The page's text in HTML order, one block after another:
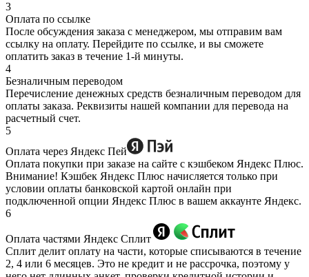
3
Оплата по ссылке
После обсуждения заказа с менеджером, мы отправим вам
ссылку на оплату. Перейдите по ссылке, и вы сможете
оплатить заказ в течение 1-й минуты.
4
Безналичным переводом
Перечисление денежных средств безналичным переводом для
оплаты заказа. Реквизиты нашей компании для перевода на
расчетный счет.
5
Оплата через Яндекс Пей
Оплата покупки при заказе на сайте с кэшбеком Яндекс Плюс.
Внимание! Кэшбек Яндекс Плюс начисляется только при
условии оплаты банковской картой онлайн при
подключенной опции Яндекс Плюс в вашем аккаунте Яндекс.
6
Оплата частями Яндекс Сплит
Сплит делит оплату на части, которые списываются в течение
2, 4 или 6 месяцев. Это не кредит и не рассрочка, поэтому у